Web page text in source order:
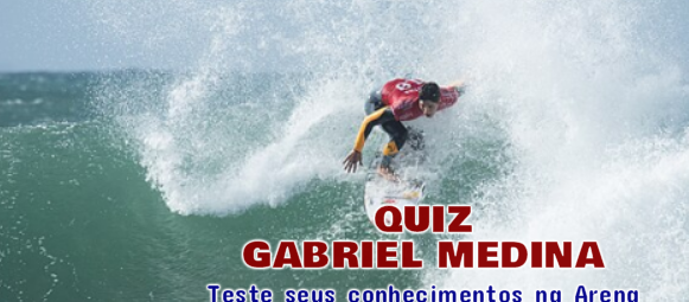
QUIZ
GABRIEL MEDINA
Teste seus conhecimentos na Arena